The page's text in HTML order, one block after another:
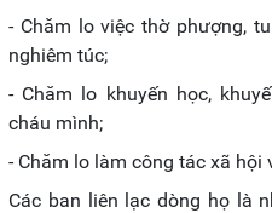
- Chăm lo việc thờ phượng,
nghiêm túc;
- Chăm lo khuyến học,
cháu mình;
- Chăm lo làm công tác xã
Các ban liên lạc dòng họ là